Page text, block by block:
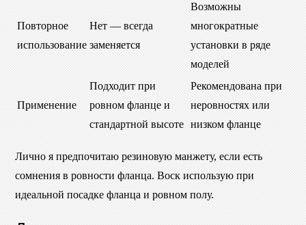
Повторное
использование
Нет — всегда
заменяется
Возможны
многократные
установки в ряде
моделей
Применение
Подходит при
ровном фланце и
стандартной высоте
Рекомендована при
неровностях или
низком фланце
Лично я предпочитаю резиновую манжету, если есть
сомнения в ровности фланца. Воск использую при
идеальной посадке фланца и ровном полу.